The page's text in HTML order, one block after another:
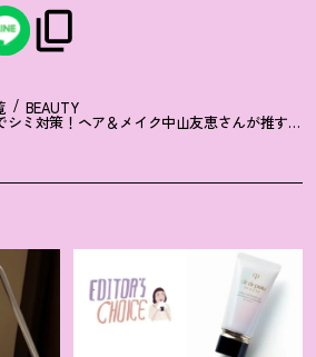
BEAUTY
シミ対策！ ヘア＆メイク中山友恵さんが推すプ